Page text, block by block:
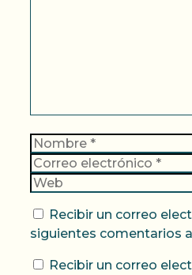
Nombre
Recibir un correo
siguientes comentarios
Recibir un correo